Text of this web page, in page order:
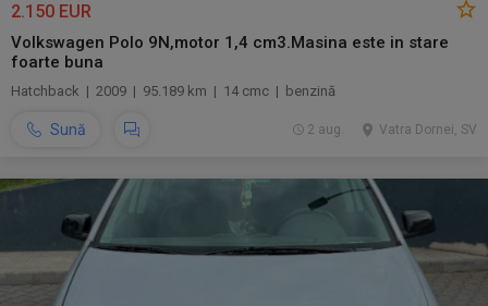
2.150 EUR
Volkswagen Polo 9N,motor 1,4 cm3.Masina este in stare
foarte buna
Hatchback | 2009 | 95.189 km | 14 cmc | benzină
Sună Vatra Dornei, SV
2 aug.